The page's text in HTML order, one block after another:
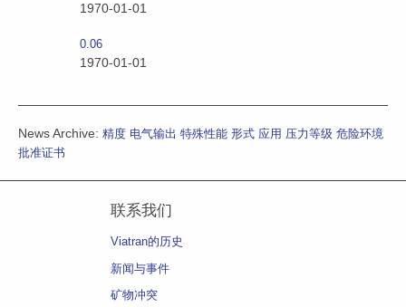
1970-01-01
0.06
1970-01-01
News Archive: 精度 电气输出 特殊性能 形式 应用 压力等级 危险环境
批准证书
联系我们
Viatran的历史
新闻与事件
矿物冲突